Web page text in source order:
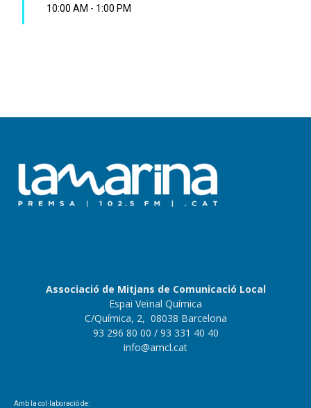
10:00 AM - 1:00 PM
Associació de Mitjans de Comunicació Local
Espai Veïnal Química
C/Química, 2, 08038 Barcelona
93 296 80 00 / 93 331 40 40
info@amcl.cat
Amb la col·laboració de: